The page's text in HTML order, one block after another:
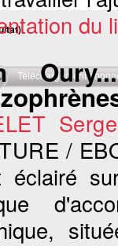
du
Téléchargement
Serge
/
éclairé